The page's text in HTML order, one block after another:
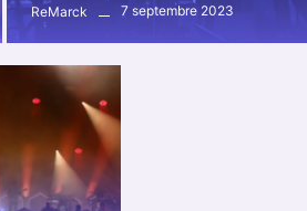
ReMarck 7 septembre 2023